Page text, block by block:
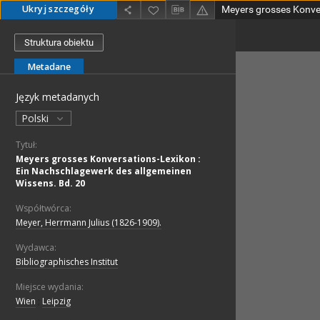
Ukryj szczegóły
Struktura obiektu
Metadane
Język metadanych
Polski
Tytuł:
Meyers grosses Konversations-Lexikon :
Ein Nachschlagewerk des allgemeinen
Wissens. Bd. 20
Współtwórca:
Meyer, Herrmann Julius (1826-1909).
Wydawca:
Bibliographisches Institut
Miejsce wydania:
Wien
Leipzig